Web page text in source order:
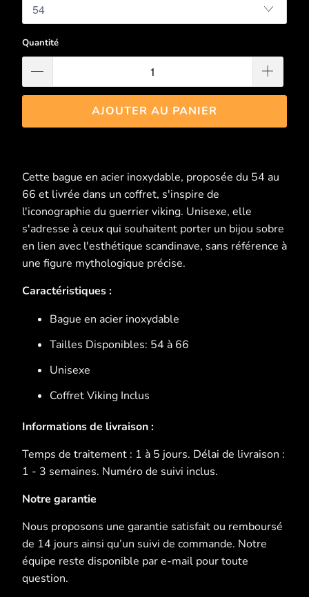
Quantité
AJOUTER AU PANIER
Cette bague en acier inoxydable, proposée du 54 au
66 et livrée dans un coffret, s'inspire de
l'iconographie du guerrier viking. Unisexe, elle
s'adresse à ceux qui souhaitent porter un bijou sobre
en lien avec l'esthétique scandinave, sans référence à
une figure mythologique précise.
Caractéristiques :
Bague en acier inoxydable
Tailles Disponibles: 54 à 66
Unisexe
Coffret Viking Inclus
Informations de livraison :
Temps de traitement : 1 à 5 jours. Délai de livraison :
1 - 3 semaines. Numéro de suivi inclus.
Notre garantie
Nous proposons une garantie satisfait ou remboursé
de 14 jours ainsi qu’un suivi de commande. Notre
équipe reste disponible par e-mail pour toute
question.